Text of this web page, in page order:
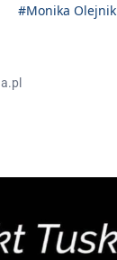
#Monika Olejnik